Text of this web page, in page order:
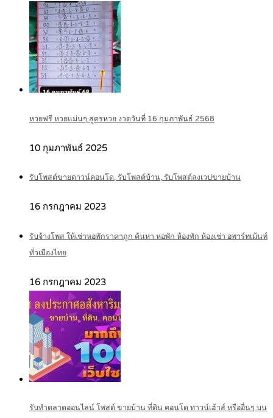
หวยฟรี หวยแม่นๆ สูตรหวย งวดวันที่ 16 กุมภาพันธ์ 2568
10 กุมภาพันธ์ 2025
รับโพสต์ขายดาวน์คอนโด, รับโพสต์บ้าน, รับโพสต์ลงเวปขายบ้าน
16 กรกฎาคม 2023
รับจ้างโพส ให้เช่าหอพักราคาถูก ค้นหา หอพัก ห้องพัก ห้องเช่า อพาร์ทเม้นท์
ทั่วเมืองไทย
16 กรกฎาคม 2023
รับทำตลาดออนไลน์ โพสต์ ขายบ้าน ที่ดิน คอนโด ทาวน์เฮ้าส์ หรืออื่นๆ บน